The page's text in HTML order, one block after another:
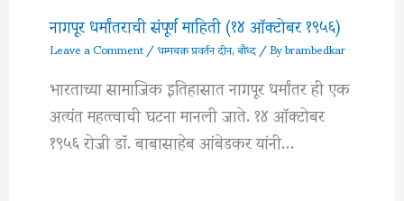
नागपूर धर्मांतराची संपूर्ण माहिती (१४ ऑक्टोबर १९५६)
Leave a Comment/धम्मचक्र प्रवर्तन दीन,बौध्द/ Bybrambedkar
भारताच्या सामाजिक इतिहासात नागपूर धर्मांतर ही एक
अत्यंत महत्त्वाची घटना मानली जाते. १४ ऑक्टोबर
१९५६ रोजी डॉ. बाबासाहेब आंबेडकर यांनी…